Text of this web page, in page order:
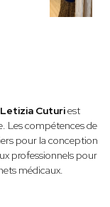
Letizia Cuturiest
Les compétences de
pour la conception
professionnels pour
médicaux.